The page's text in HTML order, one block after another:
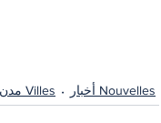
Nouvelles أخبار
Villes مدن